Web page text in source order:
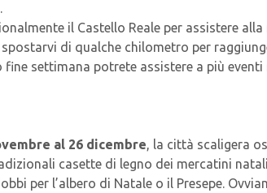
il Castello Reale per assistere
di qualche chilometro per
settimana potrete assistere a più
al 26 dicembre, la città scaligera
casette di legno dei mercatini
per l’albero di Natale o il Presepe.